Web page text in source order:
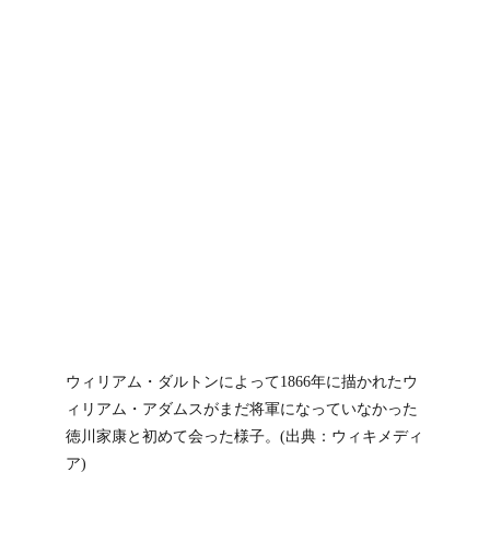
ウィリアム・ダルトンによって1866年に描かれたウ
ィリアム・アダムスがまだ将軍になっていなかった
徳川家康と初めて会った様子。(出典：ウィキメディ
ア)